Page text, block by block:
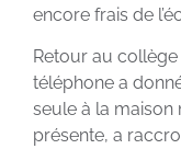
encore frais de
Retour au
téléphone a
seule à la maison
présente, a